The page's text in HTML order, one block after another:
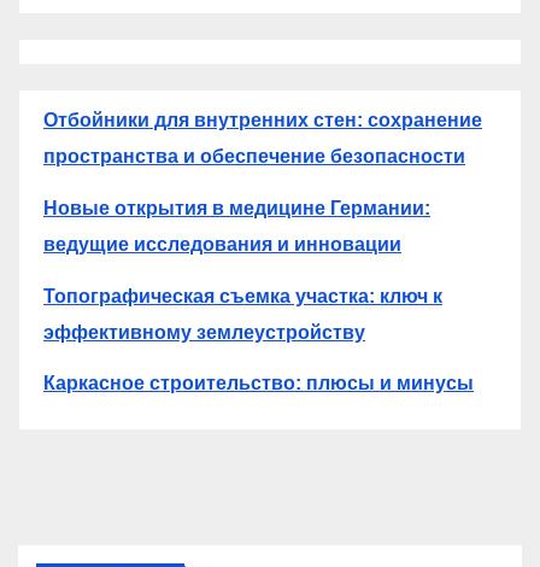
Отбойники для внутренних стен: сохранение
пространства и обеспечение безопасности
Новые открытия в медицине Германии:
ведущие исследования и инновации
Топографическая съемка участка: ключ к
эффективному землеустройству
Каркасное строительство: плюсы и минусы